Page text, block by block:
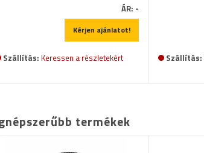
ÁR: -
Kérjen ajánlatot!
Szállítás: Keressen a részletekért Szállítás:
termékek